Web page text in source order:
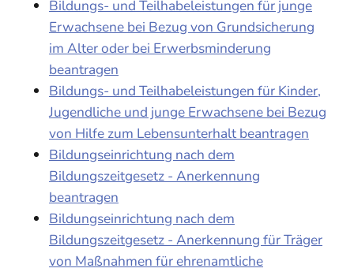
Bildungs- und Teilhabeleistungen für junge
Erwachsene bei Bezug von Grundsicherung
im Alter oder bei Erwerbsminderung
beantragen
Bildungs- und Teilhabeleistungen für Kinder,
Jugendliche und junge Erwachsene bei Bezug
von Hilfe zum Lebensunterhalt beantragen
Bildungseinrichtung nach dem
Bildungszeitgesetz - Anerkennung
beantragen
Bildungseinrichtung nach dem
Bildungszeitgesetz - Anerkennung für Träger
von Maßnahmen für ehrenamtliche